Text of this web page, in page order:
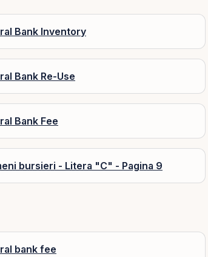
Bank Inventory
Bank Re-Use
Bank Fee
bursieri - Litera "C" - Pagina 9
bank fee